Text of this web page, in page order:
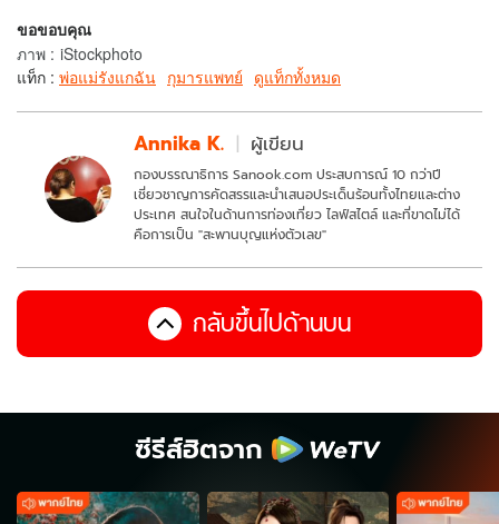
ขอขอบคุณ
ภาพ : iStockphoto
แท็ก : พ่อแม่รังแกฉัน กุมารแพทย์ ดูแท็กทั้งหมด
Annika K. ผู้เขียน
กองบรรณาธิการ Sanook.com ประสบการณ์ 10 กว่าปี
เชี่ยวชาญการคัดสรรและนำเสนอประเด็นร้อนทั้งไทยและต่าง
ประเทศ สนใจในด้านการท่องเที่ยว ไลฟ์สไตล์ และที่ขาดไม่ได้
คือการเป็น "สะพานบุญแห่งตัวเลข"
กลับขึ้นไปด้านบน
ซีรีส์ฮิตจาก